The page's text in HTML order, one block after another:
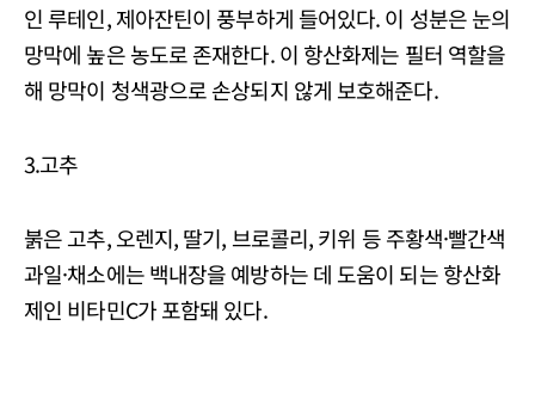
인 루테인, 제아잔틴이 풍부하게 들어있다. 이 성분은 눈의
망막에 높은 농도로 존재한다. 이 항산화제는 필터 역할을
해 망막이 청색광으로 손상되지 않게 보호해준다.
3.고추
붉은 고추, 오렌지, 딸기, 브로콜리, 키위 등 주황색·빨간색
과일·채소에는 백내장을 예방하는 데 도움이 되는 항산화
제인 비타민C가 포함돼 있다.